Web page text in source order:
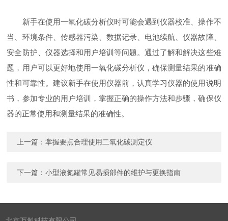
新手在使用一氧化碳分析仪时可能会遇到仪器校准、操作不
当、环境条件、传感器污染、数据记录、电池续航、仪器故障、
安全防护、仪器选择和用户培训等问题。通过了解和解决这些难
题，用户可以更好地使用一氧化碳分析仪，确保测量结果的准确
性和可靠性。建议新手在使用仪器前，认真学习仪器的使用说明
书，参加专业的用户培训，掌握正确的操作方法和步骤，确保仪
器的正常使用和测量结果的准确性。
上一篇：掌握要点合理使用二氧化碳测定仪
下一篇：小型液氮罐常见易损部件的维护与更换指南